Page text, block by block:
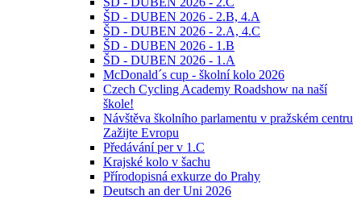
ŠD - DUBEN 2026 - 2.B, 4.A
ŠD - DUBEN 2026 - 2.A, 4.C
ŠD - DUBEN 2026 - 1.B
ŠD - DUBEN 2026 - 1.A
McDonald´s cup - školní kolo 2026
Czech Cycling Academy Roadshow na naší
škole!
Návštěva školního parlamentu v pražském centru
Zažijte Evropu
Předávání per v 1.C
Krajské kolo v šachu
Přírodopisná exkurze do Prahy
Deutsch an der Uni 2026